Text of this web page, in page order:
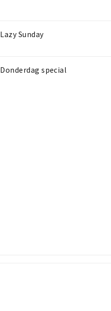
Lazy Sunday
Donderdag special